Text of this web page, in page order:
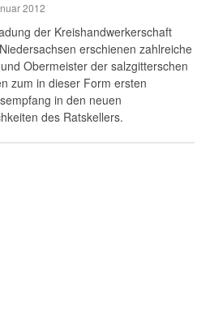
2012
der Kreishandwerkerschaft
erschienen zahlreiche
Obermeister der salzgitterschen
zum in dieser Form ersten
in den neuen
des Ratskellers.